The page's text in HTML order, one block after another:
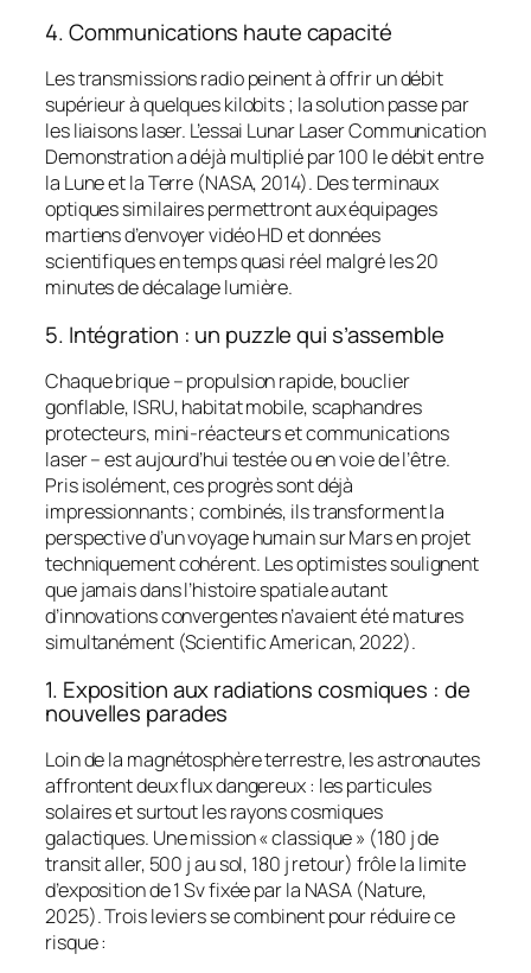
4. Communications haute capacité
Les transmissions radio peinent à offrir un débit
supérieur à quelques kilobits ; la solution passe par
les liaisons laser. L’essai Lunar Laser Communication
Demonstration a déjà multiplié par 100 le débit entre
la Lune et la Terre (NASA, 2014). Des terminaux
optiques similaires permettront aux équipages
martiens d’envoyer vidéo HD et données
scientifiques en temps quasi réel malgré les 20
minutes de décalage lumière.
5. Intégration : un puzzle qui s’assemble
Chaque brique – propulsion rapide, bouclier
gonflable, ISRU, habitat mobile, scaphandres
protecteurs, mini-réacteurs et communications
laser – est aujourd’hui testée ou en voie de l’être.
Pris isolément, ces progrès sont déjà
impressionnants ; combinés, ils transforment la
perspective d’un voyage humain sur Mars en projet
techniquement cohérent. Les optimistes soulignent
que jamais dans l’histoire spatiale autant
d’innovations convergentes n’avaient été matures
simultanément (Scientific American, 2022).
1. Exposition aux radiations cosmiques : de
nouvelles parades
Loin de la magnétosphère terrestre, les astronautes
affrontent deux flux dangereux : les particules
solaires et surtout les rayons cosmiques
galactiques. Une mission « classique » (180 j de
transit aller, 500 j au sol, 180 j retour) frôle la limite
d’exposition de 1 Sv fixée par la NASA (Nature,
2025). Trois leviers se combinent pour réduire ce
risque :